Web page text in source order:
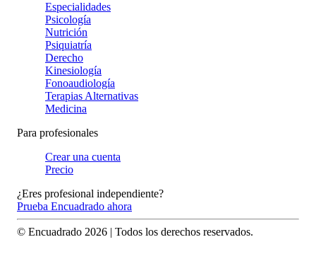
Especialidades
Psicología
Nutrición
Psiquiatría
Derecho
Kinesiología
Fonoaudiología
Terapias Alternativas
Medicina
Para profesionales
Crear una cuenta
Precio
¿Eres profesional independiente?
Prueba Encuadrado ahora
© Encuadrado 2026 | Todos los derechos reservados.